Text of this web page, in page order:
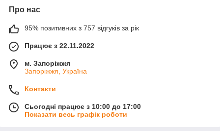
Про нас
95% позитивних з 757 відгуків за рік
Працює з 22.11.2022
м. Запоріжжя
Запоріжжя, Україна
Контакти
Сьогодні працює з 10:00 до 17:00
Показати весь графік роботи